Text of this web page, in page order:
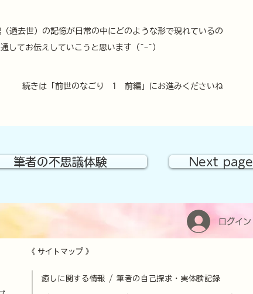
過去世）の記憶が日常の中にどのような形で現れているの
してお伝えしていこうと思います (^-^)
続きは「前世のなごり　1　前編」にお進みくださいね
筆者の不思議体験 Next page
ログイン
《 サイトマップ 》
癒しに関する情報 / 筆者の自己探求・実体験記録